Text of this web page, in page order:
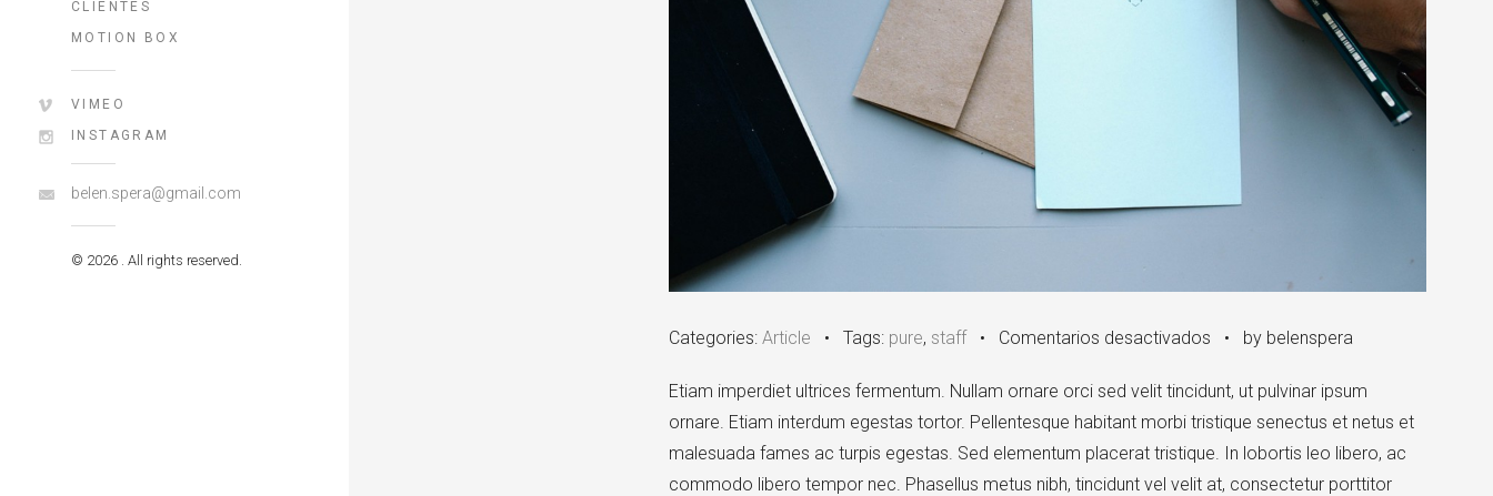
CLIENTES
MOTION BOX
VIMEO
INSTAGRAM
belen.spera@gmail.com
© 2026 . All rights reserved.
Categories: Article • Tags: pure, staff• Comentarios desactivadosen
Image
• by belenspera
Etiam imperdiet ultrices fermentum. Nullam ornare orci sed velit tincidunt, ut pulvinar ipsum
ornare. Etiam interdum egestas tortor. Pellentesque habitant morbi tristique senectus et netus et
malesuada fames ac turpis egestas. Sed elementum placerat tristique. In lobortis leo libero, ac
commodo libero tempor nec. Phasellus metus nibh, tincidunt vel velit at, consectetur porttitor